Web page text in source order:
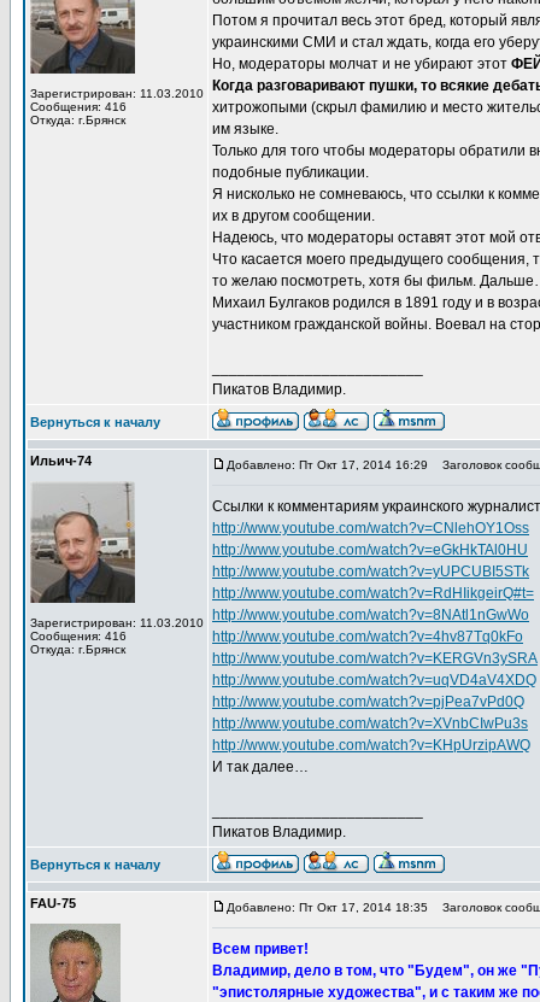
Зарегистрирован: 11.03.2010
Сообщения: 416
Откуда: г.Брянск
Потом я прочитал весь этот бред, который
украинскими СМИ и стал ждать, когда его
Но, модераторы молчат и не убирают этот
Когда разговаривают пушки, то всякие
хитрожопыми (скрыл фамилию и место
им языке.
Только для того чтобы модераторы
подобные публикации.
Я нисколько не сомневаюсь, что ссылки к
их в другом сообщении.
Надеюсь, что модераторы оставят этот мой
Что касается моего предыдущего сообщения,
то желаю посмотреть, хотя бы фильм.
Михаил Булгаков родился в 1891 году и в
участником гражданской войны. Воевал на
Пикатов Владимир.
Вернуться к началу
Ильич-74
Зарегистрирован: 11.03.2010
Сообщения: 416
Откуда: г.Брянск
Добавлено: Пт Окт 17, 2014 16:29 Заголовок
Ссылки к комментариям украинского
http://www.youtube.com/watch?v=CNlehOY1Oss
http://www.youtube.com/watch?v=eGkHkTAl0HU
http://www.youtube.com/watch?v=yUPCUBI5STk
http://www.youtube.com/watch?v=RdHIikgeirQ#t=
http://www.youtube.com/watch?v=8NAtl1nGwWo
http://www.youtube.com/watch?v=4hv87Tq0kFo
http://www.youtube.com/watch?v=KERGVn3ySRA
http://www.youtube.com/watch?v=uqVD4aV4XDQ
http://www.youtube.com/watch?v=pjPea7vPd0Q
http://www.youtube.com/watch?v=XVnbCIwPu3s
http://www.youtube.com/watch?v=KHpUrzipAWQ
И так далее…
Пикатов Владимир.
Вернуться к началу
FAU-75 Добавлено: Пт Окт 17, 2014 18:35 Заголовок
Всем привет!
Владимир, дело в том, что "Будем", он же
"эпистолярные художества", и с таким же